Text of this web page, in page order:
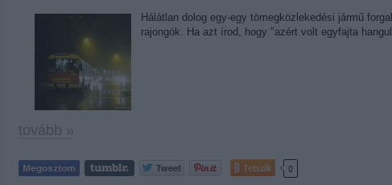
Hálátlan dolog egy-egy tömegközlekedési jármű
rajongók. Ha azt írod, hogy "azért volt egyfajta
tovább »
Tetszik 0